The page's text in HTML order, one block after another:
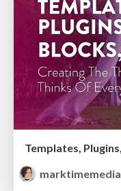
marktimemedia